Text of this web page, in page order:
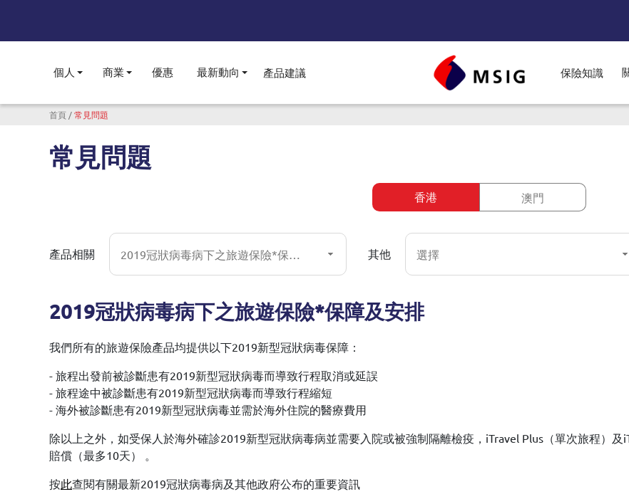
個人
Toggle submenu
商業
Toggle submenu
優惠 最新動向
Toggle submenu
產品建議 保險知識
導航連結
首頁 常見問題
常見問題
香港 澳門
產品相關 2019冠狀病毒病下之旅遊保險*保障及安排 其他 選擇
2019冠狀病毒病下之旅遊保險*保障及安排
我們所有的旅遊保險產品均提供以下2019新型冠狀病毒保障：
- 旅程出發前被診斷患有2019新型冠狀病毒而導致行程取消或延誤
- 旅程途中被診斷患有2019新型冠狀病毒而導致行程縮短
- 海外被診斷患有2019新型冠狀病毒並需於海外住院的醫療費用
除以上之外，如受保人於海外確診2019新型冠狀病毒病並需要入院或被強制隔離檢疫，iTravel Plus（單次旅程）
賠償（最多10天） 。
按此查閱有關最新2019冠狀病毒病及其他政府公布的重要資訊